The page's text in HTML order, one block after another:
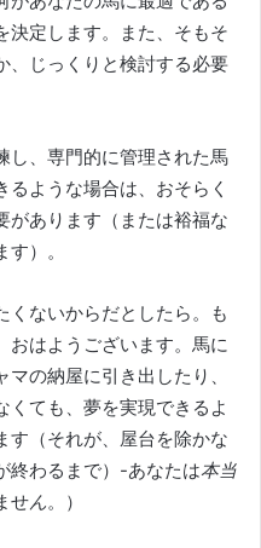
定します。
また、そもそ
、じっくりと検討する必要
し、専門的に管理された馬
ような場合は、おそらく
があります（または裕福な
）。
ないからだとしたら。
も
おはようございます。馬に
の納屋に引き出したり、
くても、夢を実現できるよ
す（それが、屋台を除かな
終わるまで）-あなたは本当
せん。）